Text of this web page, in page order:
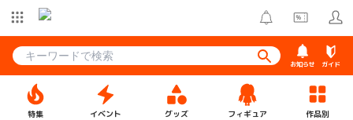
お知らせ ガイド
特集 イベント グッズ フィギュア 作品別